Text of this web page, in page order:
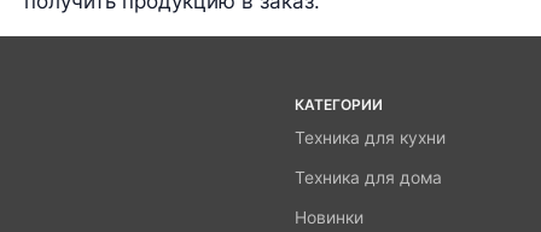
КАТЕГОРИИ
Техника для кухни
Техника для дома
Новинки